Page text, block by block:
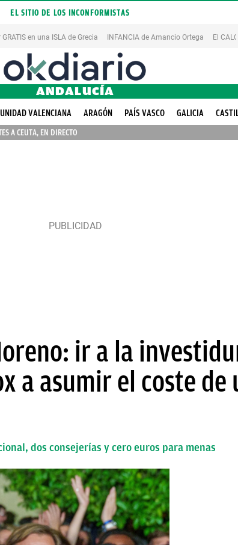
EL SITIO DE LOS INCONFORMISTAS
en una ISLA de Grecia INFANCIA de Amancio Ortega El
ANDALUCÍA
VALENCIANA ARAGÓN PAÍS VASCO GALICIA
A CEUTA, EN DIRECTO
ir a la
a asumir el coste de
dos consejerías y cero euros para menas